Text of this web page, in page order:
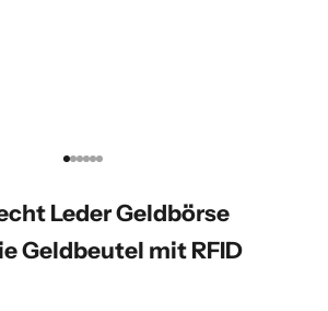
Gehe zu Element 1
Gehe zu Element 2
Gehe zu Element 3
Gehe zu Element 4
Gehe zu Element 5
Gehe zu Element 6
Leder Geldbörse
Geldbeutel mit RFID